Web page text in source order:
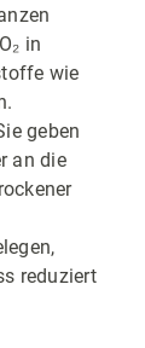
in
wie
geben
an die
reduziert